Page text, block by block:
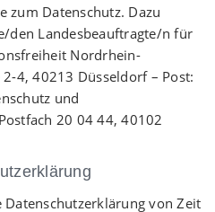
zum Datenschutz. Dazu
den Landesbeauftragte/n für
Nordrhein-
4, 40213 Düsseldorf – Post:
und
20 04 44, 40102
von Zeit